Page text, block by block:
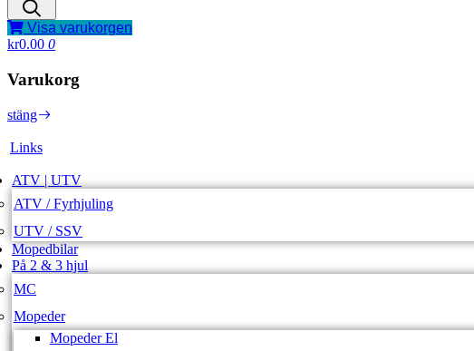
Visa varukorgen
kr0.00 0
Varukorg
stäng
Links
ATV | UTV
ATV / Fyrhjuling
UTV / SSV
Mopedbilar
På 2 & 3 hjul
MC
Mopeder
Mopeder El